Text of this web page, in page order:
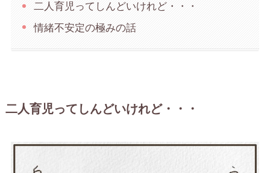
二人育児ってしんどいけれど・・・
情緒不安定の極みの話
二人育児ってしんどいけれど・・・